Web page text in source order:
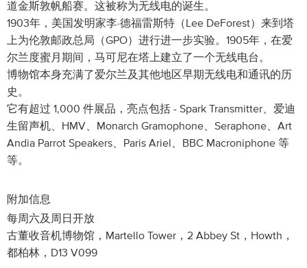
道金斯敦帆船赛。这被称为无线电的诞生。
1903年，美国发明家李·德福雷斯特（Lee DeForest）来到塔
上为伦敦邮政总局（GPO）进行进一步实验。1905年，在爱
尔兰度蜜月期间，马可尼在塔上建立了一个无线电台。
博物馆本身充满了爱尔兰及其他地区早期无线电和通讯的历
史。
它有超过 1,000 件展品，亮点包括 - Spark Transmitter、爱迪
生留声机、HMV、Monarch Gramophone、Seraphone、Art
Andia Parrot Speakers、Paris Ariel、BBC Macroniphone 等
等。
附加信息
每周六及周日开放
古董收音机博物馆，Martello Tower，2 Abbey St，Howth，
都柏林，D13 V099